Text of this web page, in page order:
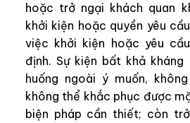
hoặc trở ngại khách quan
khởi kiện hoặc quyền yêu
việc khởi kiện hoặc yêu
định. Sự kiện bất khả
huống ngoài ý muốn,
không thể khắc phục được
biện pháp cần thiết; còn